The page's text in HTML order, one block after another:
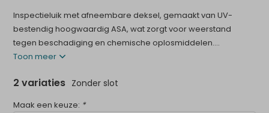
Inspectieluik met afneembare deksel, gemaakt van UV-
bestendig hoogwaardig ASA, wat zorgt voor weerstand
tegen beschadiging en chemische oplosmiddelen....
Toon meer
2 variaties Zonder slot
Maak een keuze: *